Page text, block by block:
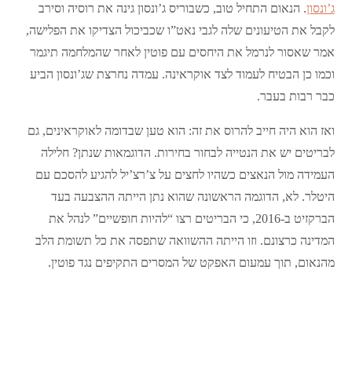
ג’ונסון. הנאום התחיל טוב, כשבוריס ג’ונסון גינה את רוסיה וסירב
לקבל את הטיעונים שלה לגבי נאט”ו שכביכול הצדיקו את הפלישה,
אמר שאסור לנרמל את היחסים עם פוטין לאחר שהמלחמה תיגמר
וכמו כן הבטיח לעמוד לצד אוקראינה. עמדה נחרצת שג’ונסון הביע
כבר רבות בעבר.
ואז הוא היה חייב להרוס את זה: הוא טען שבדומה לאוקראינים, גם
לבריטים יש את הנטייה לבחור בחירות. הדוגמאות שנתן? חלילה
העמידה מול הנאצים כשהיו לחצים על צ’רצ’יל להגיע להסכם עם
היטלר. לא, הדוגמה הראשונה שהוא נתן הייתה ההצבעה בעד
הברקזיט ב-2016, כי הבריטים רצו “להיות חופשיים” לנהל את
המדינה כרצונם. וזו הייתה ההשוואה שתפסה את כל תשומת הלב
מהנאום, תוך עמעום האפקט של המסרים התקיפים נגד פוטין.